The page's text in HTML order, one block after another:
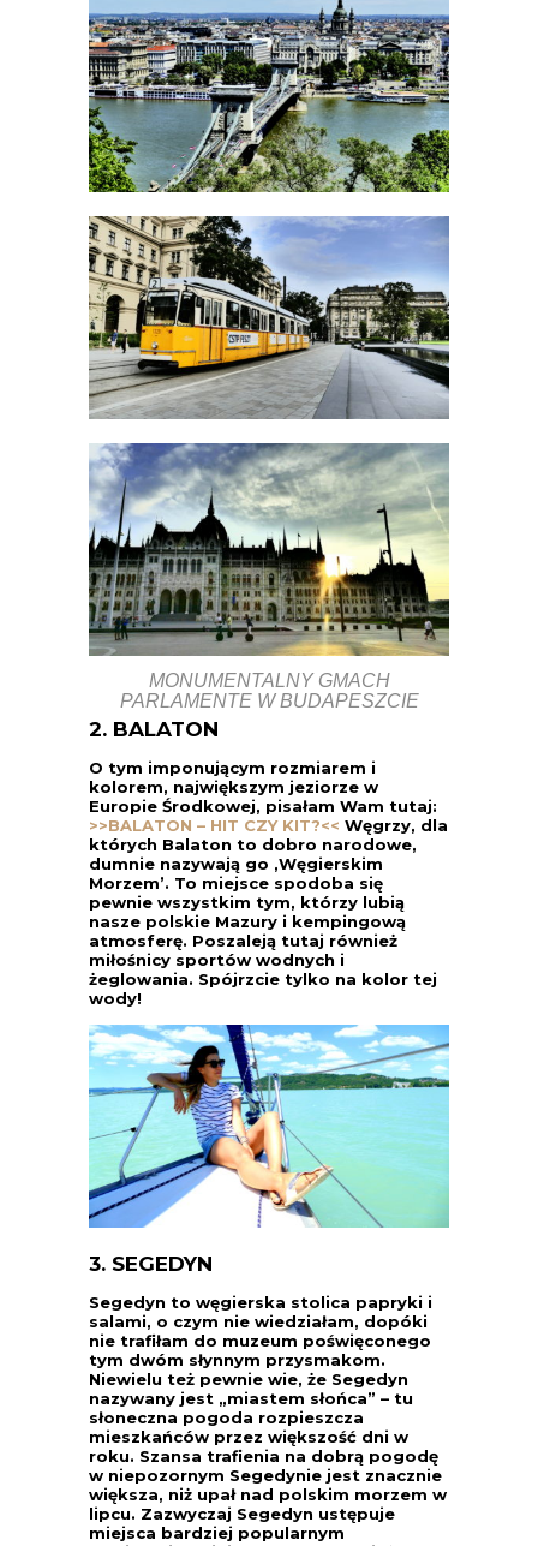
MONUMENTALNY GMACH
PARLAMENTE W BUDAPESZCIE
2. BALATON
O tym imponującym rozmiarem i
kolorem, największym jeziorze w
Europie Środkowej, pisałam Wam tutaj:
>>BALATON – HIT CZY KIT?<< Węgrzy, dla
których Balaton to dobro narodowe,
dumnie nazywają go ‚Węgierskim
Morzem’. To miejsce spodoba się
pewnie wszystkim tym, którzy lubią
nasze polskie Mazury i kempingową
atmosferę. Poszaleją tutaj również
miłośnicy sportów wodnych i
żeglowania. Spójrzcie tylko na kolor tej
wody!
3. SEGEDYN
Segedyn to węgierska stolica papryki i
salami, o czym nie wiedziałam, dopóki
nie trafiłam do muzeum poświęconego
tym dwóm słynnym przysmakom.
Niewielu też pewnie wie, że Segedyn
nazywany jest „miastem słońca” – tu
słoneczna pogoda rozpieszcza
mieszkańców przez większość dni w
roku. Szansa trafienia na dobrą pogodę
w niepozornym Segedynie jest znacznie
większa, niż upał nad polskim morzem w
lipcu. Zazwyczaj Segedyn ustępuje
miejsca bardziej popularnym